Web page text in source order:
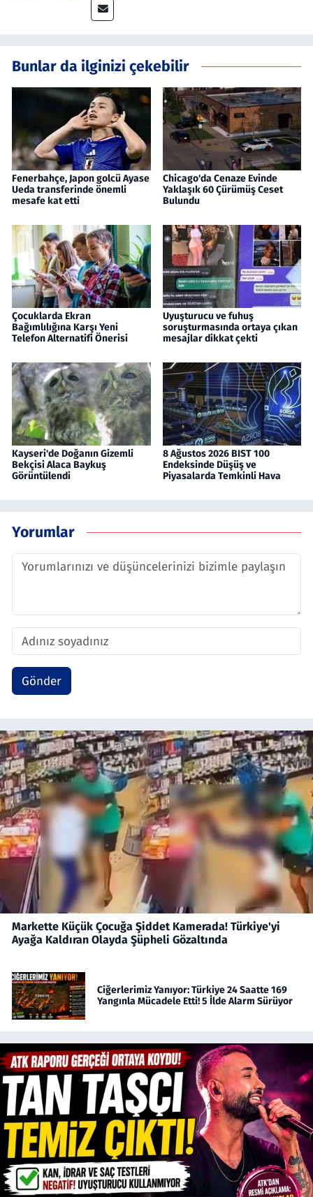
Bunlar da ilginizi çekebilir
Fenerbahçe, Japon golcü Ayase
Ueda transferinde önemli
mesafe kat etti
Chicago'da Cenaze Evinde
Yaklaşık 60 Çürümüş Ceset
Bulundu
Çocuklarda Ekran
Bağımlılığına Karşı Yeni
Telefon Alternatifi Önerisi
Uyuşturucu ve fuhuş
soruşturmasında ortaya çıkan
mesajlar dikkat çekti
Kayseri'de Doğanın Gizemli
Bekçisi Alaca Baykuş
Görüntülendi
8 Ağustos 2026 BIST 100
Endeksinde Düşüş ve
Piyasalarda Temkinli Hava
Yorumlar
Gönder
Markette Küçük Çocuğa Şiddet Kamerada! Türkiye'yi
Ayağa Kaldıran Olayda Şüpheli Gözaltında
Ciğerlerimiz Yanıyor: Türkiye 24 Saatte 169
Yangınla Mücadele Etti! 5 İlde Alarm Sürüyor